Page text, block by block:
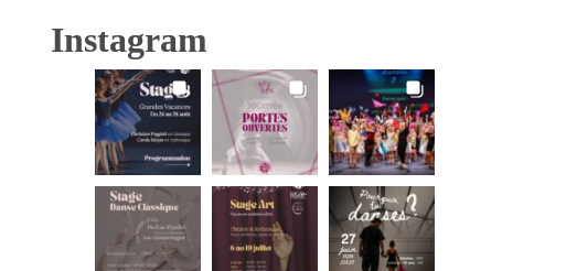
Instagram